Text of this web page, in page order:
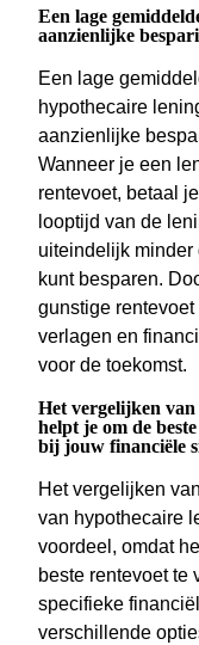
Een lage
aanzienlijke
Een lage
hypothecaire
aanzienlijke
Wanneer je een
rentevoet, betaal
looptijd van de
uiteindelijk minder
kunt besparen.
gunstige
verlagen en
voor de toekomst.
Het vergelijken
helpt je om de
bij jouw financiële
Het vergelijken
van hypothecaire
voordeel, omdat
beste rentevoet te
specifieke
verschillende